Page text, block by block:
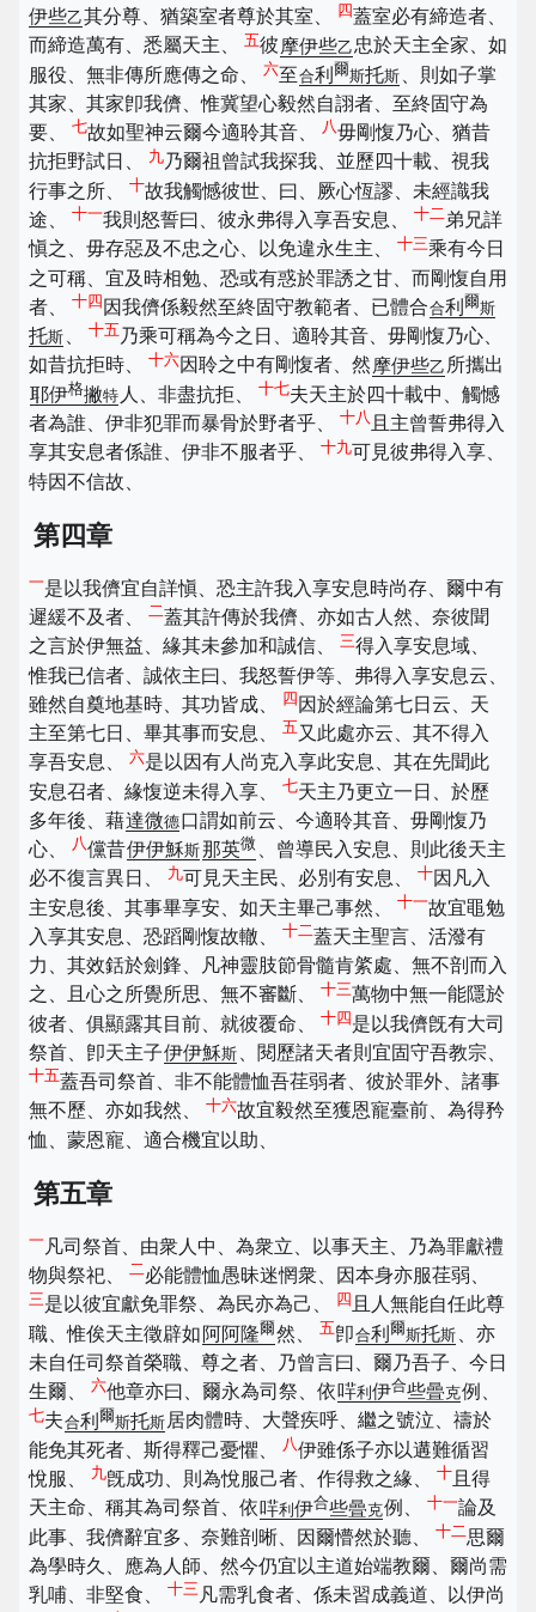
伊些乙其分尊、猶築室者尊於其室、 四蓋室必有締造者、
而締造萬有、悉屬天主、 五彼 摩伊些乙忠於天主全家、如
服役、無非傳所應傳之命、 六至合利 爾斯托斯
、則如子掌
其家、其家卽我儕、惟冀望心毅然自詡者、至終固守為
要、 七故如聖神云爾今適聆其音、 八毋剛愎乃心、猶昔
抗拒野試日、
九乃爾祖曾試我探我、並歷四十載、視我
行事之所、 十故我觸憾彼世、曰、厥心恆謬、未經識我
途、 十一我則怒誓曰、彼永弗得入享吾安息、 十二弟兄詳
愼之、毋存惡及不忠之心、以免違永生主、 十三乘有今日
之可稱、宜及時相勉、恐或有惑於罪誘之甘、而剛愎自用
者、 十四 因我儕係毅然至終固守教範者、已體合合利 爾斯
托斯 、 十五 乃乘可稱為今之日、適聆其音、毋剛愎乃心、
如昔抗拒時、 十六因聆之中有剛愎者、然 摩伊些乙 所攜出
耶伊格撇特 人、非盡抗拒、 十七夫天主於四十載中、觸憾
者為誰、伊非犯罪而暴骨於野者乎、 十八 且主曾誓弗得入
享其安息者係誰、伊非不服者乎、 十九可見彼弗得入享、
特因不信故、
第四章
一是以我儕宜自詳愼、恐主許我入享安息時尚存、爾中有
遲緩不及者、 二蓋其許傳於我儕、亦如古人然、奈彼聞
之言於伊無益、緣其未參加和誠信、
三得入享安息域、
惟我已信者、誠依主曰、我怒誓伊等、弗得入享安息云、
雖然自奠地基時、其功皆成、
四 因於經論第七日云、天
主至第七日、畢其事而安息、 五 又此處亦云、其不得入
享吾安息、 六是以因有人尚克入享此安息、其在先聞此
安息召者、緣愎逆未得入享、 七天主乃更立一日、於歷
多年後、藉達微德口謂如前云、今適聆其音、毋剛愎乃
心、
八儻昔伊伊穌斯那英微
、曾導民入安息、則此後天主
必不復言異日、
九可見天主民、必別有安息、 十因凡入
主安息後、其事畢享安、如天主畢己事然、 十一故宜黽勉
入享其安息、恐蹈剛愎故轍、 十二蓋天主聖言、活潑有
力、其效銛於劍鋒、凡神靈肢節骨髓肯綮處、無不剖而入
之、且心之所覺所思、無不審斷、 十三萬物中無一能隱於
彼者、俱顯露其目前、就彼覆命、 十四是以我儕旣有大司
祭首、卽天主子伊伊穌斯 、閱歷諸天者則宜固守吾教宗、
十五蓋吾司祭首、非不能體恤吾荏弱者、彼於罪外、諸事
無不歷、亦如我然、 十六故宜毅然至獲恩寵臺前、為得矜
恤、蒙恩寵、適合機宜以助、
第五章
一 凡司祭首、由衆人中、為衆立、以事天主、乃為罪獻禮
物與祭祀、
二 必能體恤愚昧迷惘衆、因本身亦服荏弱、
三是以彼宜獻免罪祭、為民亦為己、 四 且人無能自任此尊
職、惟俟天主徵辟如 阿阿隆爾然、 五卽合利 爾斯托斯
、亦
未自任司祭首榮職、尊之者、乃曾言曰、爾乃吾子、今日
生爾、 六他章亦曰、爾永為司祭、依哶利 伊合些曡克例、
七夫合利 爾斯托斯 居肉體時、大聲疾呼、繼之號泣、禱於
能免其死者、斯得釋己憂懼、
八伊雖係子亦以遘難循習
悅服、
九旣成功、則為悅服己者、作得救之緣、 十 且得
天主命、稱其為司祭首、依哶利伊合些曡克例、 十一論及
此事、我儕辭宜多、奈難剖晰、因爾懵然於聽、 十二 思爾
為學時久、應為人師、然今仍宜以主道始端教爾、爾尚需
乳哺、非堅食、 十三 凡需乳食者、係未習成義道、以伊尚